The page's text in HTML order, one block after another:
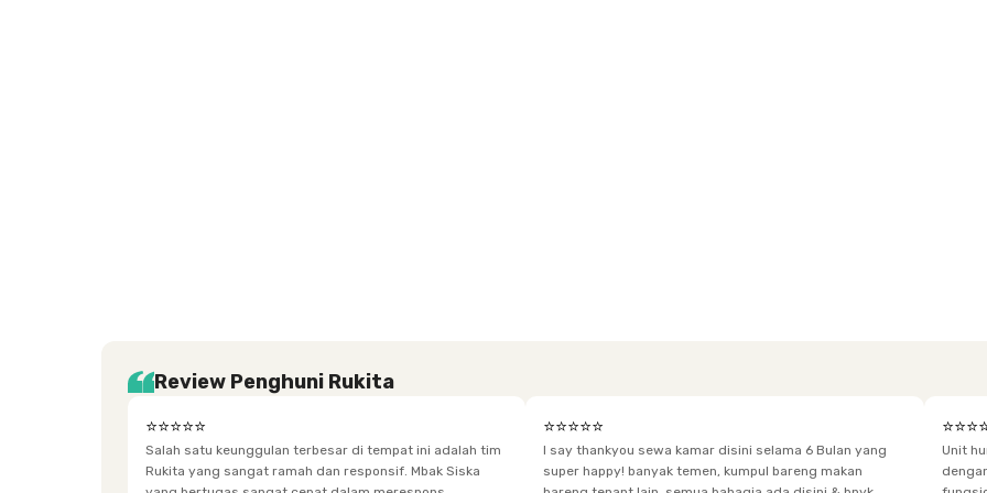
Review Penghuni Rukita
⭐⭐⭐⭐⭐
Salah satu keunggulan terbesar di tempat ini adalah tim
Rukita yang sangat ramah dan responsif. Mbak Siska
⭐⭐⭐⭐⭐
I say thankyou sewa kamar disini selama 6 Bulan yang
super happy! banyak temen, kumpul bareng makan
Unit
dengan baik. Desain kamar modern,